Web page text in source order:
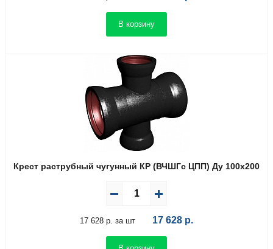
В корзину
Крест раструбный чугунный КР (ВЧШГс ЦПП) Ду 100х200
17 628 р. за шт 17 628 р.